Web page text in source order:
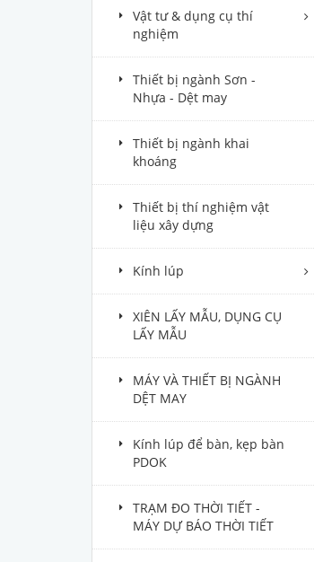
Vật tư & dụng cụ thí
nghiệm
Thiết bị ngành Sơn -
Nhựa - Dệt may
Thiết bị ngành khai
khoáng
Thiết bị thí nghiệm vật
liệu xây dựng
Kính lúp
XIÊN LẤY MẪU, DỤNG CỤ
LẤY MẪU
MÁY VÀ THIẾT BỊ NGÀNH
DỆT MAY
Kính lúp để bàn, kẹp bàn
PDOK
TRẠM ĐO THỜI TIẾT -
MÁY DỰ BÁO THỜI TIẾT